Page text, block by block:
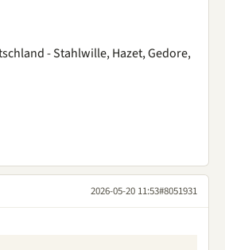
- Stahlwille, Hazet, Gedore,
2026-05-20 11:53#8051931